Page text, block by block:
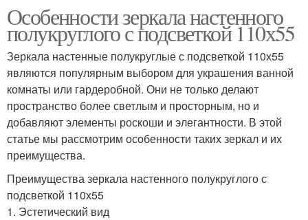
Особенности зеркала настенного
полукруглого с подсветкой 110х55
Зеркала настенные полукруглые с подсветкой 110х55
являются популярным выбором для украшения ванной
комнаты или гардеробной. Они не только делают
пространство более светлым и просторным, но и
добавляют элементы роскоши и элегантности. В этой
статье мы рассмотрим особенности таких зеркал и их
преимущества.
Преимущества зеркала настенного полукруглого с
подсветкой 110х55
1. Эстетический вид